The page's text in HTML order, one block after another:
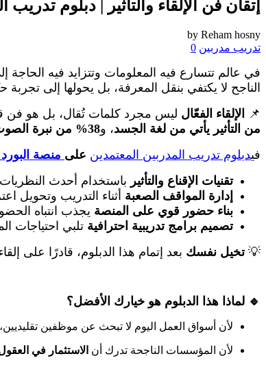
إتقان فن الإلقاء والتأثير | دبلوم تدريب
by Reham hosny
تدريب مدربين 0
في عالم تتسارع فيه المعلومات وتتزايد فيه الحاجة
الناجح لا يكتفي بنقل المعرفة، بل يحولها إلى
📌
الإلقاء الفعّال ليس مجرد كلمات تُقال، بل هو فن
من التأثير يأتي من لغة الجسد، و38% من نبرة الصوت
فيدبلوم تدريب المدربين المعتمدين على منصة البورد
تقنيات الإقناع والتأثير باستخدام أحدث
إدارة المواقف الصعبة أثناء التدريب وتحويل
بناء حضور قوي على المنصة يجذب انتباه
تصميم برامج تدريبية احترافية تلبي احتياجات
💡تخيل نفسك بعد إتمام هذا الدبلوم، قادرًا على
🔹 لماذا هذا الدبلوم هو خيارك الأفضل؟
لأن أسواق العمل اليوم لا تبحث عن موظفين
لأن المؤسسات الناجحة تدرك أن الاستثمار في